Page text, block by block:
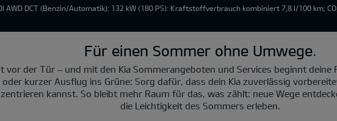
AWD DCT (Benzin/Automatik); 132 kW (180 PS): Kraftstoffverbrauch kombiniert 7,8 l/100 km;
Für einen Sommer ohne Umwege.
vor der Tür – und mit den Kia Sommerangeboten und Services beginnt deine
kurzer Ausflug ins Grüne: Sorg dafür, dass dein Kia zuverlässig
kannst. So bleibt mehr Raum für das, was zählt: neue Wege
die Leichtigkeit des Sommers erleben.